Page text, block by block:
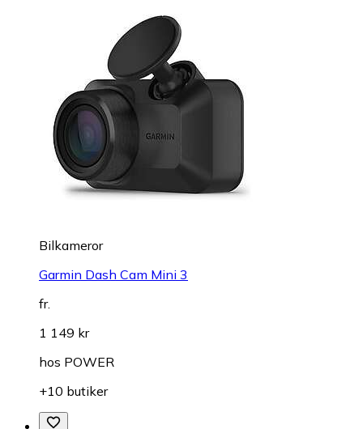
Bilkameror
Garmin Dash Cam Mini 3
fr.
1 149 kr
hos POWER
+10 butiker